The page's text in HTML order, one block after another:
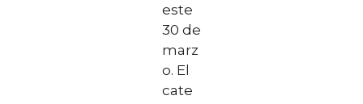
este
30 de
marz
o. El
cate